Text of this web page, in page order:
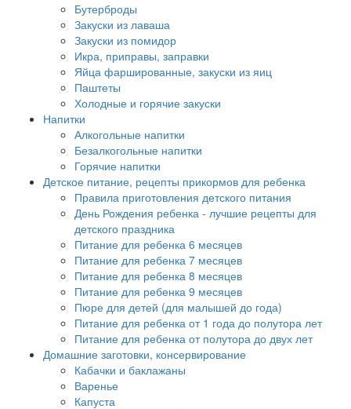
Бутерброды
Закуски из лаваша
Закуски из помидор
Икра, приправы, заправки
Яйца фаршированные, закуски из яиц
Паштеты
Холодные и горячие закуски
Напитки
Алкогольные напитки
Безалкогольные напитки
Горячие напитки
Детское питание, рецепты прикормов для ребенка
Правила приготовления детского питания
День Рождения ребенка - лучшие рецепты для
детского праздника
Питание для ребенка 6 месяцев
Питание для ребенка 7 месяцев
Питание для ребенка 8 месяцев
Питание для ребенка 9 месяцев
Пюре для детей (для малышей до года)
Питание для ребенка от 1 года до полутора лет
Питание для ребенка от полутора до двух лет
Домашние заготовки, консервирование
Кабачки и баклажаны
Варенье
Капуста